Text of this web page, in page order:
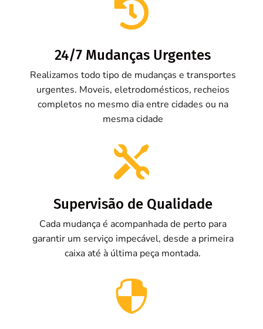

24/7 Mudanças Urgentes
Realizamos todo tipo de mudanças e transportes
urgentes. Moveis, eletrodomésticos, recheios
completos no mesmo dia entre cidades ou na
mesma cidade

Supervisão de Qualidade
Cada mudança é acompanhada de perto para
garantir um serviço impecável, desde a primeira
caixa até à última peça montada.
